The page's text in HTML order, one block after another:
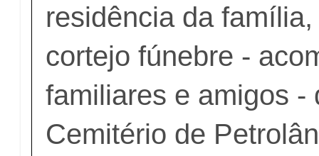
residência da
cortejo fúnebre -
familiares e amigos -
Cemitério de